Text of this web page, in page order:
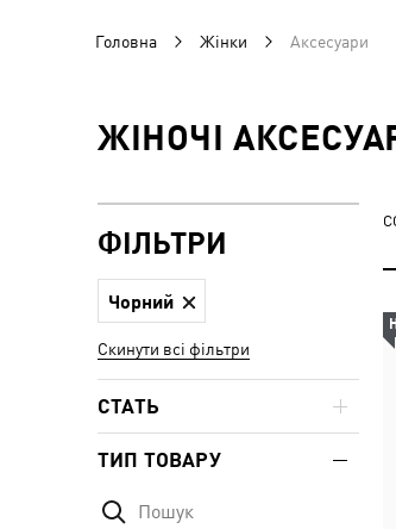
Головна Жінки Аксесуари
ЖІНОЧІ
ФІЛЬТРИ
Чорний
Скинути всі фільтри
СТАТЬ
ТИП ТОВАРУ